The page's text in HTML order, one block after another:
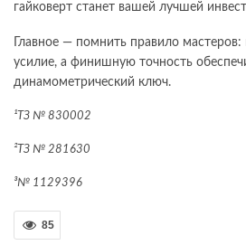
гайковерт станет вашей лучшей
Главное — помнить правило мастеров:
усилие, а финишную точность
динамометрический ключ.
¹ТЗ № 830002
²ТЗ № 281630
³№ 1129396
85